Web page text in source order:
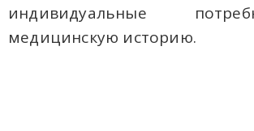
индивидуальные
медицинскую историю.